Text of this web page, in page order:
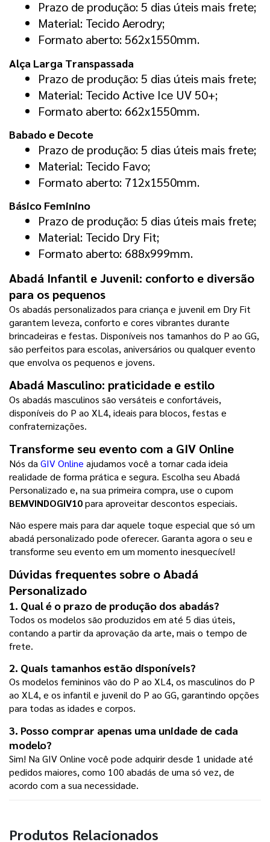
Prazo de produção: 5 dias úteis mais frete;
Material: Tecido Aerodry;
Formato aberto: 562x1550mm.
Alça Larga Transpassada
Prazo de produção: 5 dias úteis mais frete;
Material: Tecido Active Ice UV 50+;
Formato aberto: 662x1550mm.
Babado e Decote
Prazo de produção: 5 dias úteis mais frete;
Material: Tecido Favo;
Formato aberto: 712x1550mm.
Básico Feminino
Prazo de produção: 5 dias úteis mais frete;
Material: Tecido Dry Fit;
Formato aberto: 688x999mm.
Abadá Infantil e Juvenil: conforto e diversão
para os pequenos
Os abadás personalizados para criança e juvenil em Dry Fit
garantem leveza, conforto e cores vibrantes durante
brincadeiras e festas. Disponíveis nos tamanhos do P ao GG,
são perfeitos para escolas, aniversários ou qualquer evento
que envolva os pequenos e jovens.
Abadá Masculino: praticidade e estilo
Os abadás masculinos são versáteis e confortáveis,
disponíveis do P ao XL4, ideais para blocos, festas e
confraternizações.
Transforme seu evento com a GIV Online
Nós da GIV Online ajudamos você a tornar cada ideia
realidade de forma prática e segura. Escolha seu Abadá
BEMVINDOGIV10 para aproveitar descontos especiais.
Não espere mais para dar aquele toque especial que só um
abadá personalizado pode oferecer. Garanta agora o seu e
transforme seu evento em um momento inesquecível!
Dúvidas frequentes sobre o Abadá
Personalizado
1. Qual é o prazo de produção dos abadás?
Todos os modelos são produzidos em até 5 dias úteis,
contando a partir da aprovação da arte, mais o tempo de
frete.
2. Quais tamanhos estão disponíveis?
Os modelos femininos vão do P ao XL4, os masculinos do P
ao XL4, e os infantil e juvenil do P ao GG, garantindo opções
para todas as idades e corpos.
3. Posso comprar apenas uma unidade de cada
modelo?
Sim! Na GIV Online você pode adquirir desde 1 unidade até
pedidos maiores, como 100 abadás de uma só vez, de
acordo com a sua necessidade.
Produtos Relacionados